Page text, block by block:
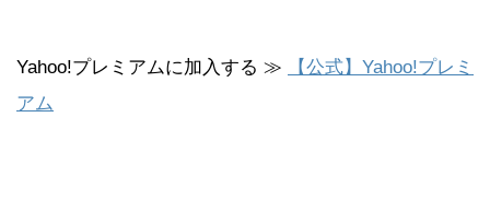
Yahoo!プレミアムに加入する ≫
【公式】Yahoo!プレミ
アム